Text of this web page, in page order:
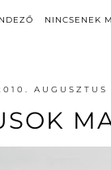
NINCSENEK